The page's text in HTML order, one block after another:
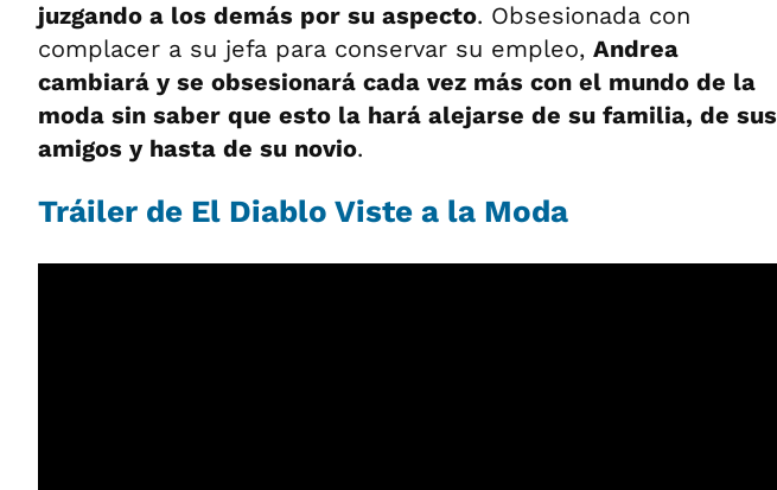
juzgando a los demás por su aspecto. Obsesionada con
complacer a su jefa para conservar su empleo, Andrea
cambiará y se obsesionará cada vez más con el mundo de la
moda sin saber que esto la hará alejarse de su familia, de sus
amigos y hasta de su novio.
Tráiler de El Diablo Viste a la Moda